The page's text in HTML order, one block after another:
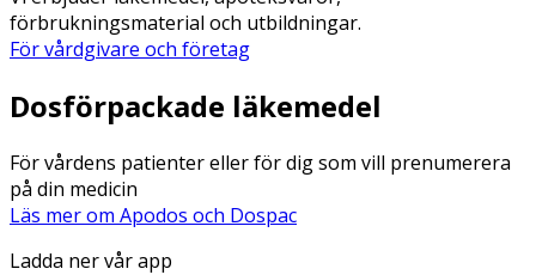
förbrukningsmaterial och utbildningar.
För vårdgivare och företag
Dosförpackade läkemedel
För vårdens patienter eller för dig som vill prenumerera
på din medicin
Läs mer om Apodos och Dospac
Ladda ner vår app